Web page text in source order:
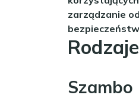
zarządzanie